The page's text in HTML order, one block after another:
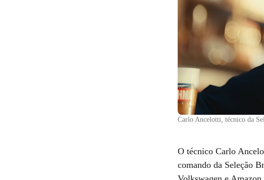
Carlo Ancelotti, técnico da
O técnico Carlo
comando da Seleção